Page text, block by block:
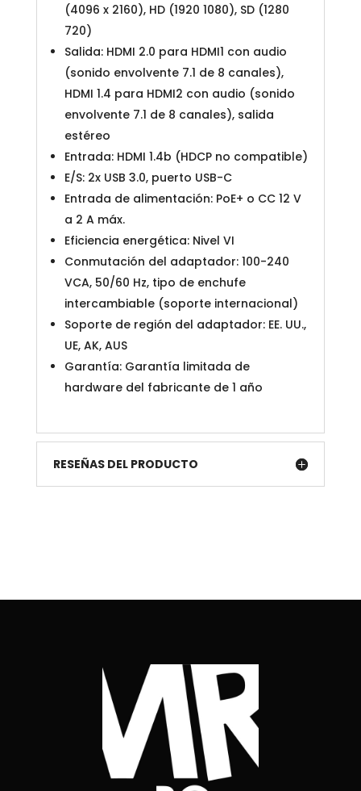
(4096 x 2160), HD (1920 1080), SD (1280
720)
Salida: HDMI 2.0 para HDMI1 con audio
(sonido envolvente 7.1 de 8 canales),
HDMI 1.4 para HDMI2 con audio (sonido
envolvente 7.1 de 8 canales), salida
estéreo
Entrada: HDMI 1.4b (HDCP no compatible)
E/S: 2x USB 3.0, puerto USB-C
Entrada de alimentación: PoE+ o CC 12 V
a 2 A máx.
Eficiencia energética: Nivel VI
Conmutación del adaptador: 100-240
VCA, 50/60 Hz, tipo de enchufe
intercambiable (soporte internacional)
Soporte de región del adaptador: EE. UU.,
UE, AK, AUS
Garantía: Garantía limitada de
hardware del fabricante de 1 año
RESEÑAS DEL PRODUCTO